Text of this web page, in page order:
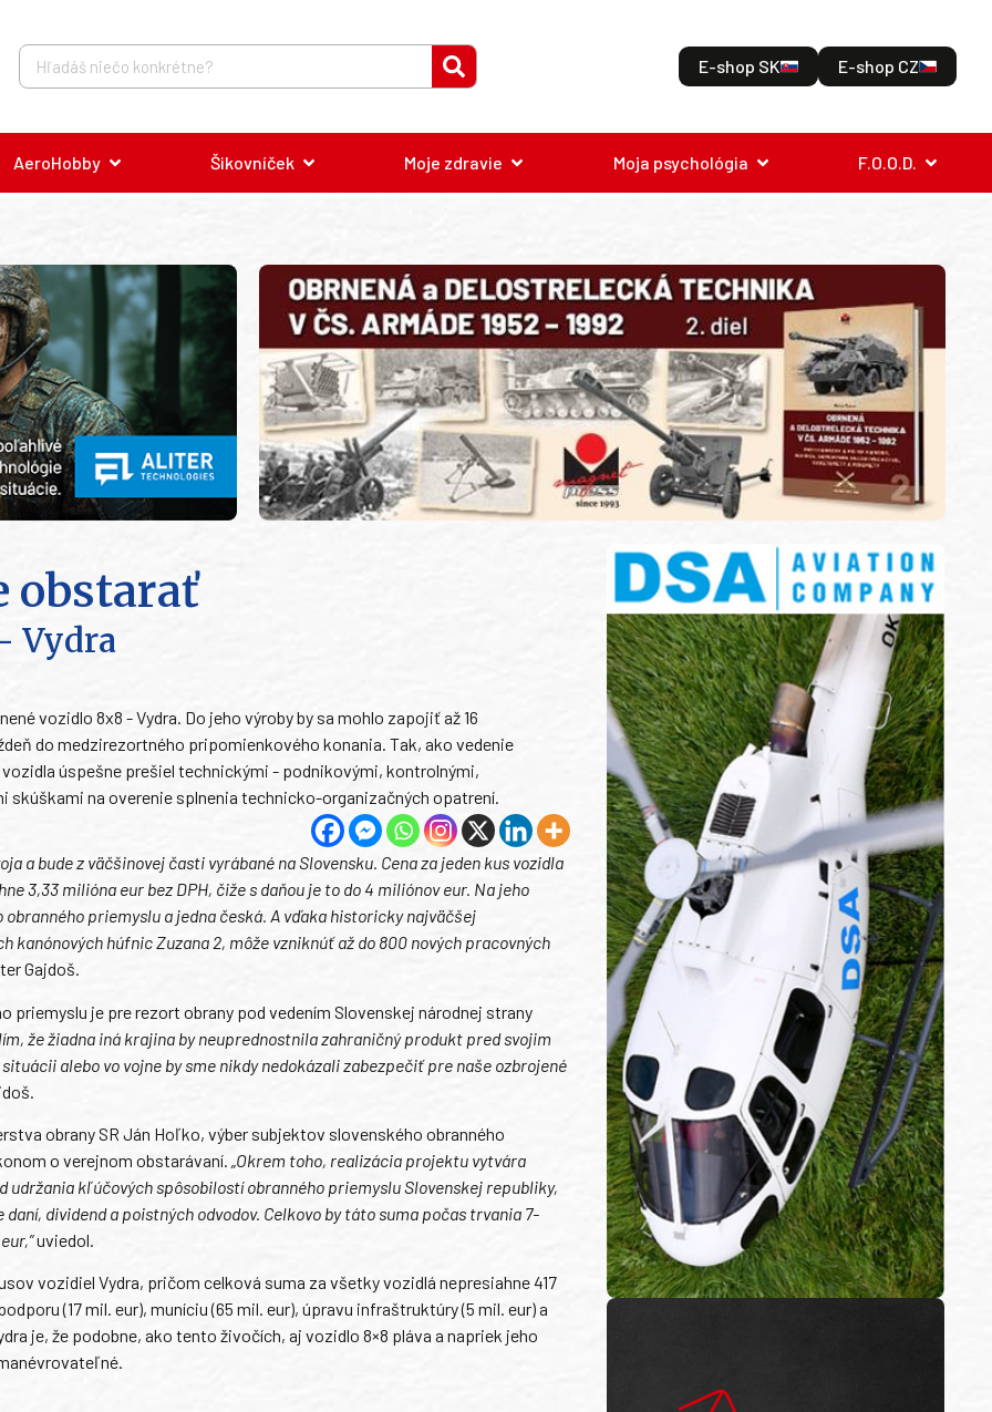
E-shop SK E-shop CZ
AeroHobby Šikovníček Moje zdravie Moja psychológia F.O.O.D.
obstarať
Vydra
vozidlo 8x8 - Vydra. Do jeho výroby by sa mohlo zapojiť až 16
do medzirezortného pripomienkového konania. Tak, ako vedenie
úspešne prešiel technickými - podnikovými, kontrolnými,
na overenie splnenia technicko-organizačných opatrení.
a bude z väčšinovej časti vyrábané na Slovensku. Cena za jeden kus vozidla
3,33 milióna eur bez DPH, čiže s daňou je to do 4 miliónov eur. Na jeho
priemyslu a jedna česká. A vďaka historicky najväčšej
húfnic Zuzana 2, môže vzniknúť až do 800 nových pracovných
Gajdoš.
priemyslu je pre rezort obrany pod vedením Slovenskej národnej strany
že žiadna iná krajina by neuprednostnila zahraničný produkt pred svojim
alebo vo vojne by sme nikdy nedokázali zabezpečiť pre naše ozbrojené
obrany SR Ján Hoľko, výber subjektov slovenského obranného
o verejnom obstarávaní. „Okrem toho, realizácia projektu vytvára
kľúčových spôsobilostí obranného priemyslu Slovenskej republiky,
dividend a poistných odvodov. Celkovo by táto suma počas trvania 7-
uviedol.
vozidiel Vydra, pričom celková suma za všetky vozidlá nepresiahne 417
(17 mil. eur), muníciu (65 mil. eur), úpravu infraštruktúry (5 mil. eur) a
je, že podobne, ako tento živočích, aj vozidlo 8×8 pláva a napriek jeho